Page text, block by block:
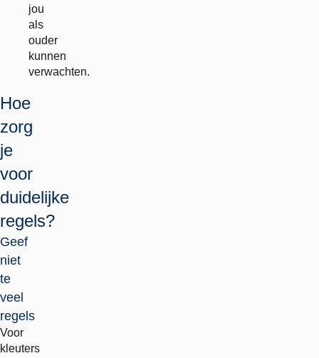
jou
als
ouder
kunnen
verwachten.
Hoe
zorg
je
voor
duidelijke
regels?
Geef
niet
te
veel
regels
Voor
kleuters